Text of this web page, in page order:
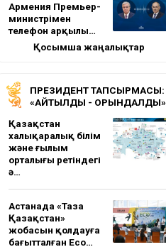
Армения Премьер-
министрімен
телефон арқылы…
Қосымша жаңалықтар
ПРЕЗИДЕНТ ТАПСЫРМАСЫ:
«АЙТЫЛДЫ - ОРЫНДАЛДЫ»
Қазақстан
халықаралық білім
және ғылым
орталығы ретіндегі
ә…
Астанада «Таза
Қазақстан»
жобасын қолдауға
бағытталған Eco…